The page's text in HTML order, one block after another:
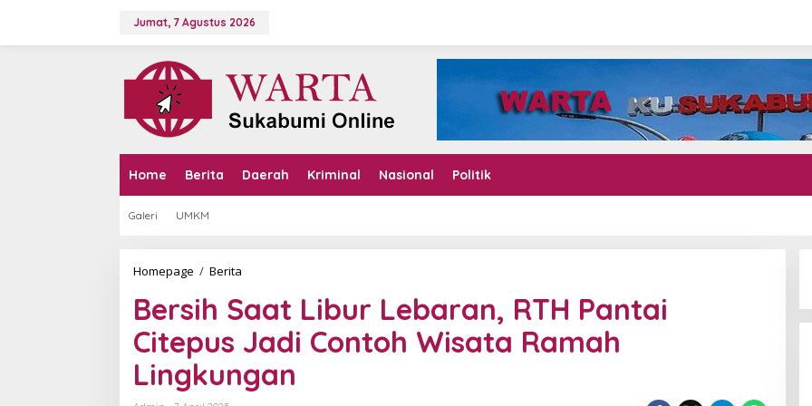
Jumat, 7 Agustus 2026
Home Berita Daerah Kriminal Nasional Politik
Galeri UMKM
Homepage / Berita
r
s
h
S
a
Bersih Saat Libur Lebaran, RTH Pantai
Citepus Jadi Contoh Wisata Ramah
Lingkungan